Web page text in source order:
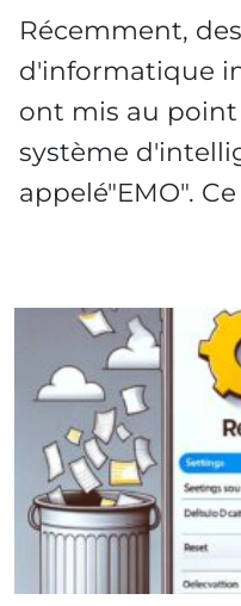
Récemment,
d'informatique
ont mis au
système
appelé"EMO".